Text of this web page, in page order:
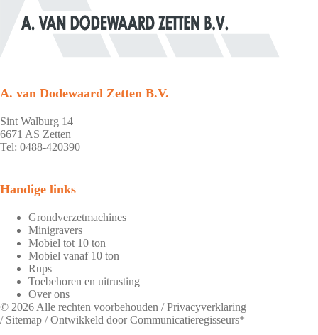
A. van Dodewaard Zetten B.V.
Sint Walburg 14
6671 AS Zetten
Tel: 0488-420390
Handige links
Grondverzetmachines
Minigravers
Mobiel tot 10 ton
Mobiel vanaf 10 ton
Rups
Toebehoren en uitrusting
Over ons
© 2026 Alle rechten voorbehouden /Privacyverklaring
/ Sitemap / Ontwikkeld doorCommunicatieregisseurs*